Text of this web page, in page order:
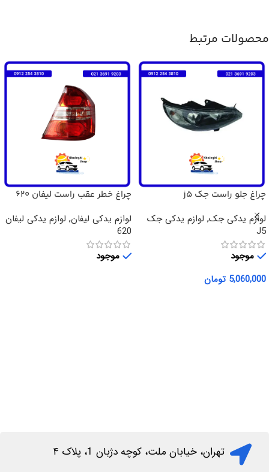
محصولات مرتبط
چراغ جلو راست جک j5
لوازم یدکی جک, لوازم یدکی جک
J5
موجود
5,060,000 تومان
چراغ خطر عقب راست لیفان 620
لوازم یدکی لیفان, لوازم یدکی لیفان
620
موجود
تهران، خیابان ملت، کوچه دژبان 1، پلاک ۴